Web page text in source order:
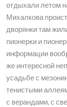
отдыхали летом
Михалкова
дворянки там
пионерки и
информации
же интересной
усадьбе с
тенистыми
с верандами, с